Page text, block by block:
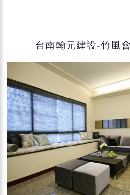
台南翰元建設-竹風